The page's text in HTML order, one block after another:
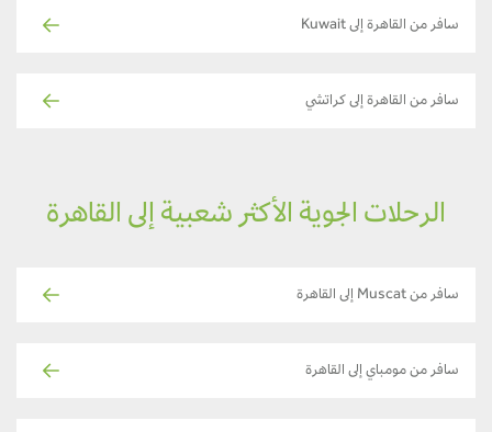
سافر من القاهرة إلى Kuwait
سافر من القاهرة إلى كراتشي
الرحلات الجوية الأكثر شعبية إلى القاهرة
سافر من Muscat إلى القاهرة
سافر من مومباي إلى القاهرة